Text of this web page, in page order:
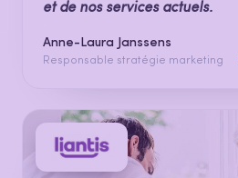
et de nos services actuels.
Anne-Laura Janssens
Responsable stratégie marketing